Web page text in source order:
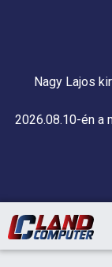
Nagy Lajos
2026.08.10-én a